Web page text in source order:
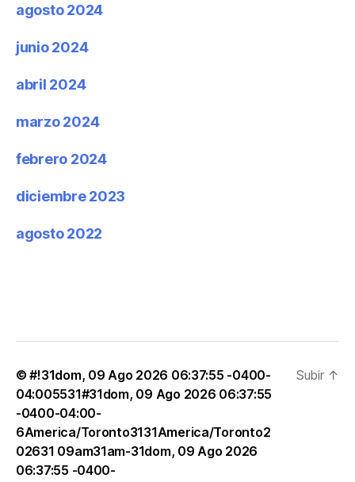
agosto 2024
junio 2024
abril 2024
marzo 2024
febrero 2024
diciembre 2023
agosto 2022
© #!31dom, 09 Ago 2026 06:37:55 -0400-
04:005531#31dom, 09 Ago 2026 06:37:55
-0400-04:00-
6America/Toronto3131America/Toronto2
02631 09am31am-31dom, 09 Ago 2026
06:37:55 -0400-
Subir ↑